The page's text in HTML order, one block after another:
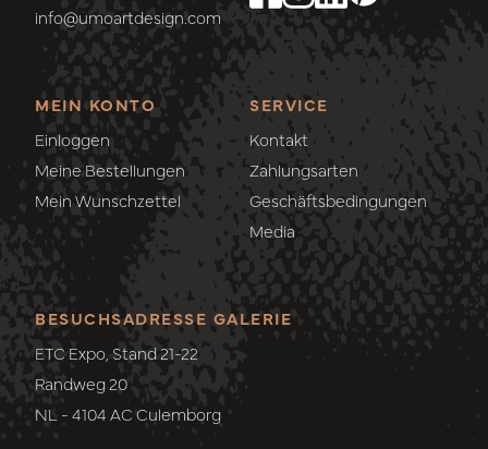
info@umoartdesign.com
MEIN KONTO
Einloggen
Meine Bestellungen
Mein Wunschzettel
SERVICE
Kontakt
Zahlungsarten
Geschäftsbedingungen
Media
BESUCHSADRESSE GALERIE
ETC Expo, Stand 21-22
Randweg 20
NL - 4104 AC Culemborg